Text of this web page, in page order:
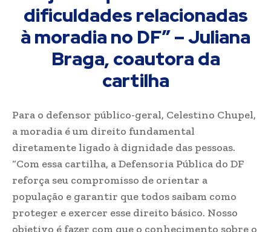
dificuldades relacionadas
à moradia no DF” – Juliana
Braga, coautora da
cartilha
Para o defensor público-geral, Celestino Chupel,
a moradia é um direito fundamental
diretamente ligado à dignidade das pessoas.
“Com essa cartilha, a Defensoria Pública do DF
reforça seu compromisso de orientar a
população e garantir que todos saibam como
proteger e exercer esse direito básico. Nosso
objetivo é fazer com que o conhecimento sobre o